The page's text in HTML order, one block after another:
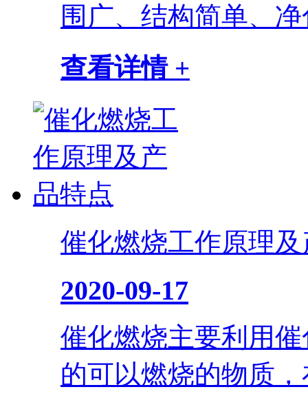
围广、结构简单、净
查看详情 +
催化燃烧工作原理
2020-09-17
催化燃烧主要利用
的可以燃烧的物质